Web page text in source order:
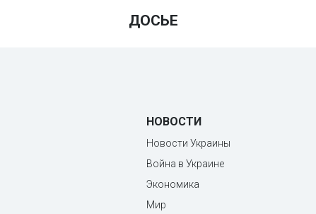
ДОСЬЕ
НОВОСТИ
Новости Украины
Война в Украине
Экономика
Мир